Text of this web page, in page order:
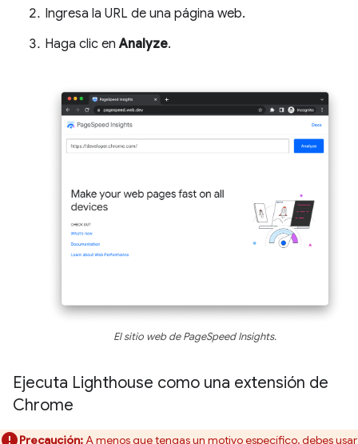
Ingresa la URL de una página web.
Haga clic enAnalyze.
El sitio web de PageSpeed Insights.
Ejecuta Lighthouse como una extensión de
Chrome
Precaución:A menos que tengas un motivo específico, debes usar